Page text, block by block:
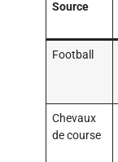
Source
Football
Chevaux
de course